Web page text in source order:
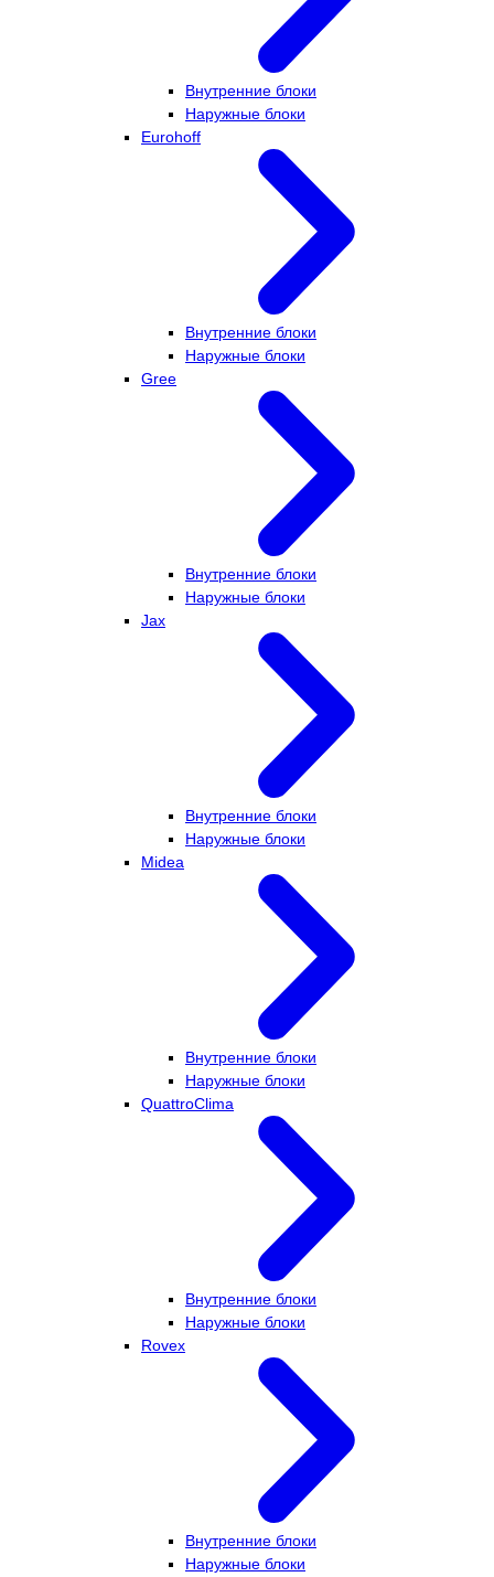
Внутренние блоки
Наружные блоки
Eurohoff
Внутренние блоки
Наружные блоки
Gree
Внутренние блоки
Наружные блоки
Jax
Внутренние блоки
Наружные блоки
Midea
Внутренние блоки
Наружные блоки
QuattroClima
Внутренние блоки
Наружные блоки
Rovex
Внутренние блоки
Наружные блоки